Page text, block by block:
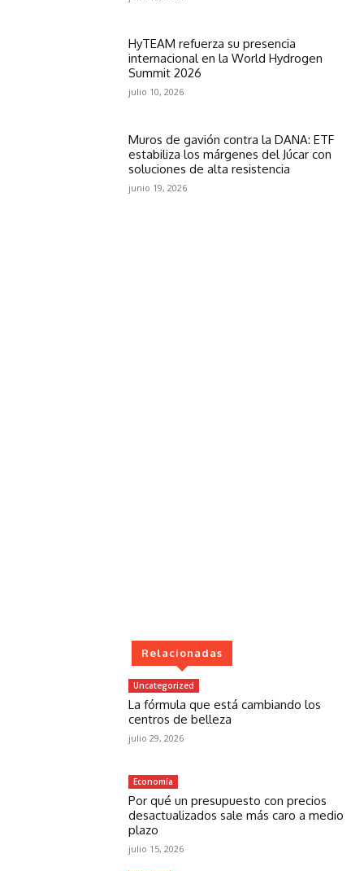
HyTEAM refuerza su presencia
internacional en la World Hydrogen
Summit 2026
julio 10, 2026
Muros de gavión contra la DANA: ETF
estabiliza los márgenes del Júcar con
soluciones de alta resistencia
junio 19, 2026
Relacionadas
Uncategorized
La fórmula que está cambiando los
centros de belleza
julio 29, 2026
Economía
Por qué un presupuesto con precios
desactualizados sale más caro a medio
plazo
julio 15, 2026